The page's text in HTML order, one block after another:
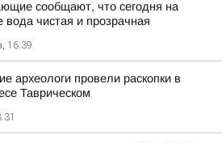
сообщают, что сегодня на
чистая и прозрачная
16:39
археологи провели раскопки в
Таврическом